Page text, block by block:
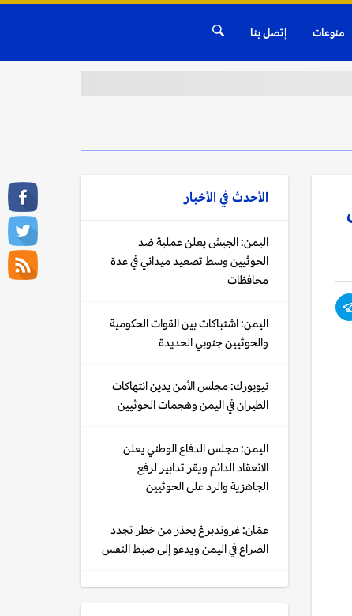
منوعات إتصل بنا
الأحدث في الأخبار
اليمن: الجيش يعلن عملية ضد
الحوثيين وسط تصعيد ميداني في عدة
محافظات
اليمن: اشتباكات بين القوات الحكومية
والحوثيين جنوبي الحديدة
نيويورك: مجلس الأمن يدين انتهاكات
الطيران في اليمن وهجمات الحوثيين
اليمن: مجلس الدفاع الوطني يعلن
الانعقاد الدائم ويقر تدابير لرفع
الجاهزية والرد على الحوثيين
عمّان: غروندبرغ يحذر من خطر تجدد
الصراع في اليمن ويدعو إلى ضبط النفس